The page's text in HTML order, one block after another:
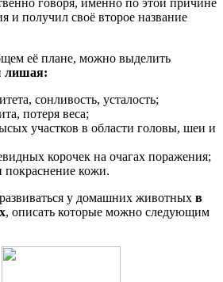
говоря, именно по этой причине
и получил своё второе название
её плане, можно выделить
лишая:
сонливость, усталость;
потеря веса;
участков в области головы, шеи и
корочек на очагах поражения;
покраснение кожи.
у домашних животных в
, описать которые можно следующим